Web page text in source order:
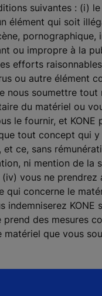
suivantes : (i)
élément qui soit
pornographique,
ou impropre à la
efforts
ou autre élément
nous soumettre tout
du matériel ou
le fournir, et KONE
tout concept qui
ce, sans
ni mention de la
vous ne prendrez
qui concerne le
indemniserez KONE
des mesures
matériel que vous